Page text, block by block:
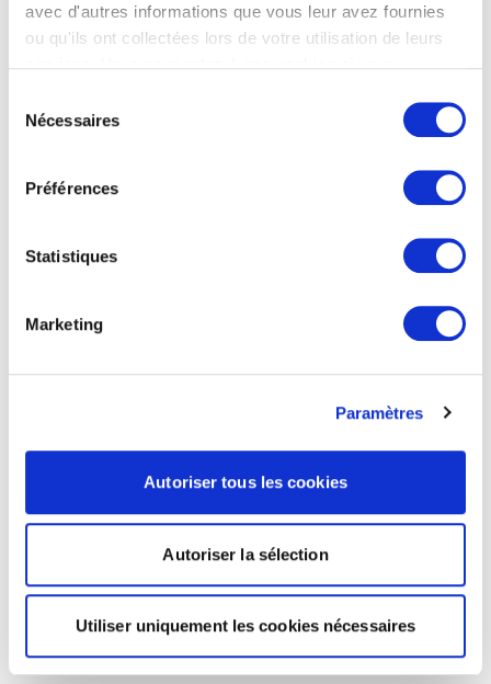
avec d'autres informations que vous leur avez fournies
ou qu'ils ont collectées lors de votre utilisation de leurs
Nécessaires
Préférences
Statistiques
Marketing
Paramètres
Autoriser tous les cookies
Autoriser la sélection
Utiliser uniquement les cookies nécessaires